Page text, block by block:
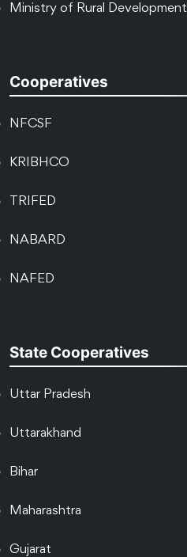
Ministry of Rural Development
Cooperatives
NFCSF
KRIBHCO
TRIFED
NABARD
NAFED
State Cooperatives
Uttar Pradesh
Uttarakhand
Bihar
Maharashtra
Gujarat